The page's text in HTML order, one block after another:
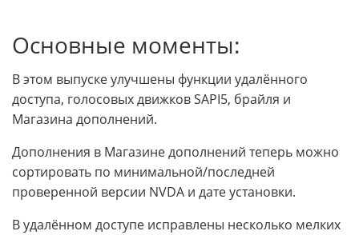
Основные моменты:
В этом выпуске улучшены функции удалённого
доступа, голосовых движков SAPI5, брайля и
Магазина дополнений.
Дополнения в Магазине дополнений теперь можно
сортировать по минимальной/последней
проверенной версии NVDA и дате установки.
В удалённом доступе исправлены несколько мелких